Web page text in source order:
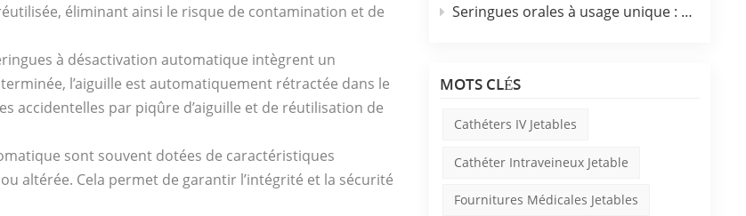
Seringues orales à usage unique : un dispositif médical innovant
MOTS CLÉS
Cathéters IV Jetables
Cathéter Intraveineux Jetable
Fournitures Médicales Jetables
éliminant ainsi le risque de contamination et de
à désactivation automatique intègrent un
l’aiguille est automatiquement rétractée dans le
accidentelles par piqûre d’aiguille et de réutilisation de
sont souvent dotées de caractéristiques
altérée. Cela permet de garantir l’intégrité et la sécurité